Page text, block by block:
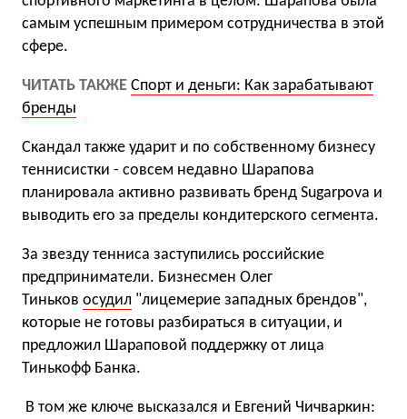
самым успешным примером сотрудничества в этой
сфере.
ЧИТАТЬ ТАКЖЕ Спорт и деньги: Как зарабатывают
бренды
Скандал также ударит и по собственному бизнесу
теннисистки - совсем недавно Шарапова
планировала активно развивать бренд Sugarpova и
выводить его за пределы кондитерского сегмента.
За звезду тенниса заступились российские
предприниматели. Бизнесмен Олег
Тиньков осудил "лицемерие западных брендов",
которые не готовы разбираться в ситуации, и
предложил Шараповой поддержку от лица
Тинькофф Банка.
В том же ключе высказался и Евгений Чичваркин: